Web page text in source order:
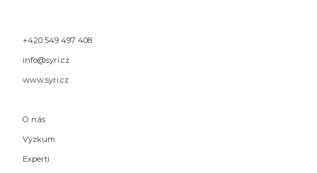
+420 549 497 408
info@syri.cz
www.syri.cz
O nás
Výzkum
Experti